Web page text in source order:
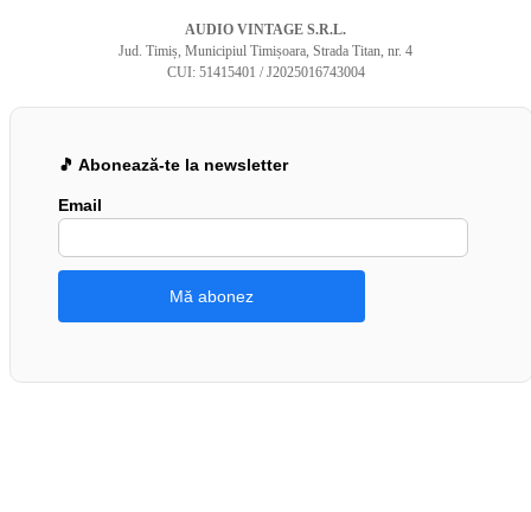
AUDIO VINTAGE S.R.L.
Jud. Timiș, Municipiul Timișoara, Strada Titan, nr. 4
CUI: 51415401 / J2025016743004
🎵 Abonează-te la newsletter
Email